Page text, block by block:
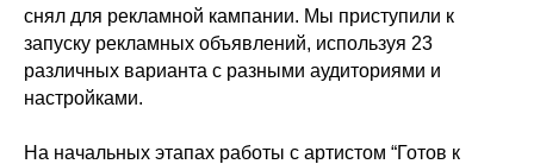
снял для рекламной кампании. Мы приступили к
запуску рекламных объявлений, используя 23
различных варианта с разными аудиториями и
настройками.
На начальных этапах работы с артистом “Готов к